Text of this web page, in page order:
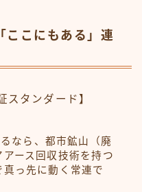
ここにもある」連
スタンダード】
なら、都市鉱山（廃
ース回収技術を持つ
真っ先に動く常連で